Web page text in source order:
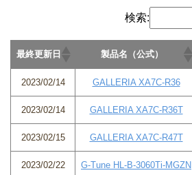
検索:
最終更新日 製品名（公式）
2023/02/14 GALLERIA XA7C-R36
2023/02/14 GALLERIA XA7C-R36T
2023/02/15 GALLERIA XA7C-R47T
2023/02/22 G-Tune HL-B-3060Ti-MGZN